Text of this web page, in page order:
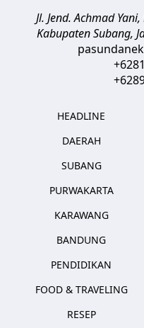
Jl. Jend. Achmad
Kabupaten Subang,
HEADLINE
DAERAH
SUBANG
PURWAKARTA
KARAWANG
BANDUNG
PENDIDIKAN
FOOD & TRAVELING
RESEP